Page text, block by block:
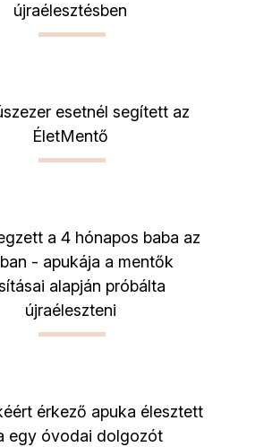
újraélesztésben
esetnél segített az
ÉletMentő
a 4 hónapos baba az
- apukája a mentők
alapján próbálta
újraéleszteni
érkező apuka élesztett
egy óvodai dolgozót